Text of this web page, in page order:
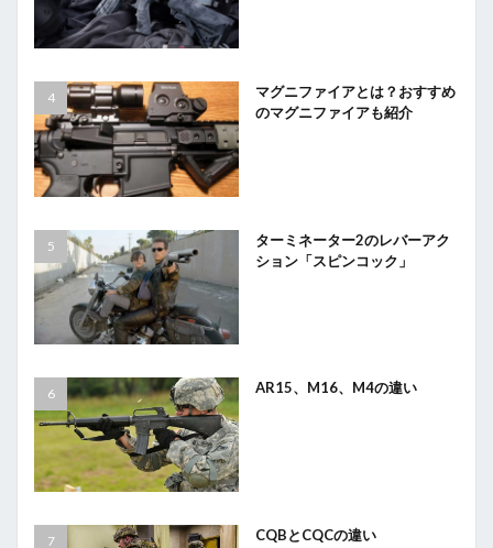
マグニファイアとは？おすすめ
のマグニファイアも紹介
ターミネーター2のレバーアク
ション「スピンコック」
AR15、M16、M4の違い
CQBとCQCの違い